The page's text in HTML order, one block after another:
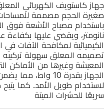
موجي
365
نانومتر،
ويقضي
عليها
بكفاءة
عالية،
موفرًا
جهاز كاستويف الكهربائي
صغيرة الحجم مصممة للمساحات
نانومتر، ويقضي عليها بكفاءة
الكيميائية لمكافحة الآفات في
تصميمه المعلق سهولة تركيبه
المعيشة وغيرها من الأماكن
الجهاز بقدرة 10
لاستخدام طويل الأمد. كما يتيح
سريعًا للحشرات الميتة